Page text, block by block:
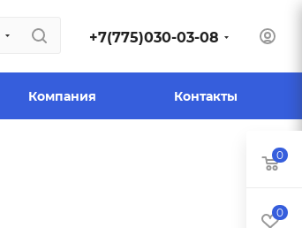
+7(775)030-03-08
Компания Контакты
0
0